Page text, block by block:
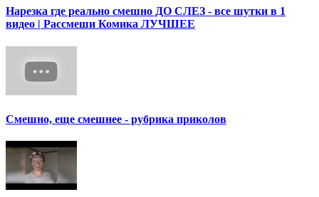
Нарезка где реально смешно ДО СЛЕЗ - все шутки в 1
видео | Рассмеши Комика ЛУЧШЕЕ
Смешно, еще смешнее - рубрика приколов